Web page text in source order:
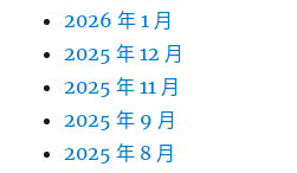
2026 年 1 月
2025 年 12 月
2025 年 11 月
2025 年 9 月
2025 年 8 月